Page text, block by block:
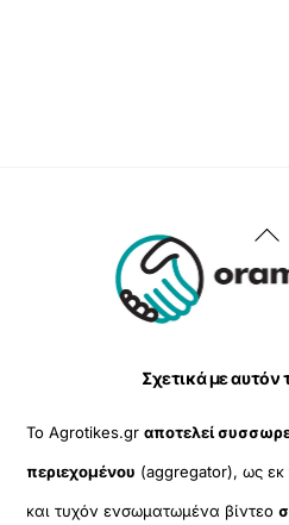
Σχετικά με αυτόν
Το Agrotikes.grαποτελεί
περιεχομένου (aggregator), ως εκ
και τυχόν ενσωματωμένα βίντεο